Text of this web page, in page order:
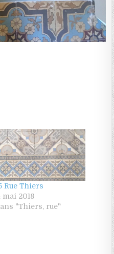
Rue Thiers
mai 2018
"Thiers, rue"